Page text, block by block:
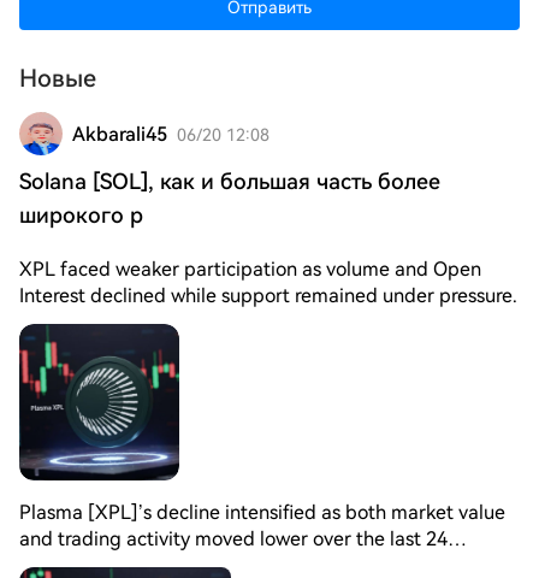
Отправить
Новые
Akbarali45 06/20 12:08
Solana [SOL], как и большая часть более
широкого р
XPL faced weaker participation as volume and Open
Interest declined while support remained under pressure.
Plasma [XPL]’s decline intensified as both market value
and trading activity moved lower over the last 24
hours. The token traded at $0.0957 after shedding